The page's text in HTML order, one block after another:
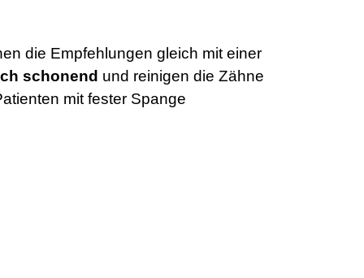
die Empfehlungen gleich mit einer
schonend und reinigen die Zähne
mit fester Spange